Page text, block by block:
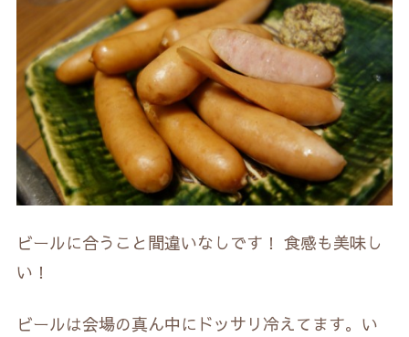
ビールに合うこと間違いなしです！ 食感も美味し
い！
ビールは会場の真ん中にドッサリ冷えてます。い